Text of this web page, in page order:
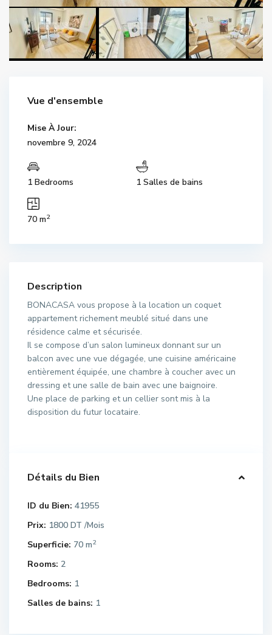
Vue d'ensemble
Mise À Jour:
novembre 9, 2024
1 Bedrooms 1 Salles de bains
70 m2
Description
BONACASA vous propose à la location un coquet
appartement richement meublé situé dans une
résidence calme et sécurisée.
Il se compose d’un salon lumineux donnant sur un
balcon avec une vue dégagée, une cuisine américaine
entièrement équipée, une chambre à coucher avec un
dressing et une salle de bain avec une baignoire.
Une place de parking et un cellier sont mis à la
disposition du futur locataire.
Détails du Bien
ID du Bien: 41955
Prix: 1800 DT /Mois
Superficie: 70 m2
Rooms: 2
Bedrooms: 1
Salles de bains: 1